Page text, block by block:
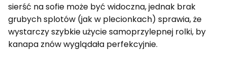
sierść na sofie może być widoczna, jednak brak
grubych splotów (jak w plecionkach) sprawia, że
wystarczy szybkie użycie samoprzylepnej rolki, by
kanapa znów wyglądała perfekcyjnie.